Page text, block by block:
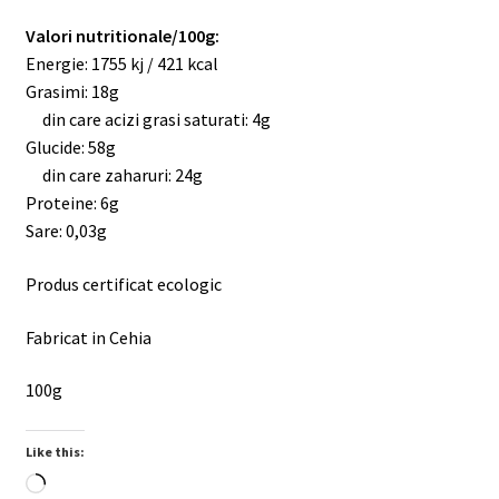
Valori nutritionale/100g:
Energie: 1755 kj / 421 kcal
Grasimi: 18g
din care acizi grasi saturati: 4g
Glucide: 58g
din care zaharuri: 24g
Proteine: 6g
Sare: 0,03g
Produs certificat ecologic
Fabricat in Cehia
100g
Like this:
Loading…